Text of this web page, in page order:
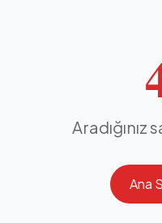
Aradığınız
Ana